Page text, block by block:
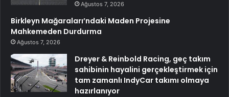
Ağustos 7, 2026
Birkleyn Mağaraları’ndaki Maden Projesine
Mahkemeden Durdurma
Ağustos 7, 2026
Dreyer & Reinbold Racing, geç takım
sahibinin hayalini gerçekleştirmek için
tam zamanlı IndyCar takımı olmaya
hazırlanıyor